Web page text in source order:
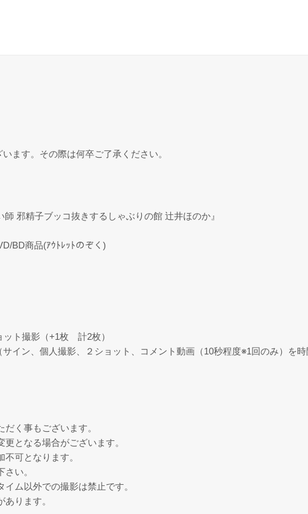
ます。その際は何卒ご了承ください。
邪精子ブッコ抜きするしゃぶりの館 辻井ほのか』
BD商品(ｱｳﾄﾚｯﾄのぞく)
ット撮影（+1枚 計2枚）
イン、個人撮影、２ショット、コメント動画（10秒程度※1回のみ）を
く事もございます。
となる場合がございます。
可となります。
い。
ム以外での撮影は禁止です。
ります。